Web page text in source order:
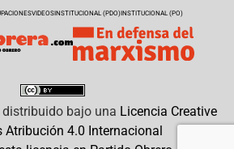
VIDEOSINSTITUCIONAL (PDO)INSTITUCIONAL (PO)
bajo una Licencia Creative
Atribución 4.0 Internacional